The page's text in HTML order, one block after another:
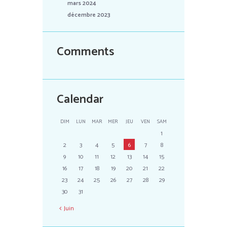
mars 2024
décembre 2023
Comments
Calendar
DIM LUN MAR MER JEU VEN SAM
1
2
3 4 5 6 7
8
9
10 11 12 13 14
15
16
17 18 19 20 21
22
23
24 25 26 27 28
29
30
31
Juin